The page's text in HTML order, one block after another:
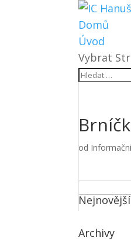
Domů
Úvod
Vybrat
od
Archivy